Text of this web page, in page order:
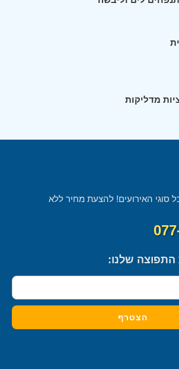
מדליקות
סוגי האירועים! להצעת מחיר ללא
שלנו: